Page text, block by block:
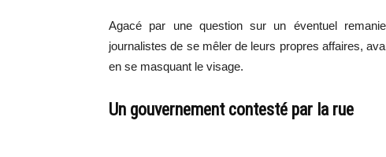
Agacé par une question sur un éventuel
journalistes de se mêler de leurs propres affaires,
en se masquant le visage.
Un gouvernement contesté par la rue